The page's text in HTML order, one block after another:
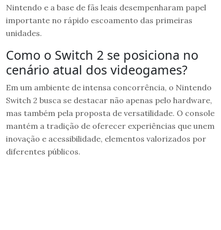
Nintendo e a base de fãs leais desempenharam papel
importante no rápido escoamento das primeiras
unidades.
Como o Switch 2 se posiciona no
cenário atual dos videogames?
Em um ambiente de intensa concorrência, o Nintendo
Switch 2 busca se destacar não apenas pelo hardware,
mas também pela proposta de versatilidade. O console
mantém a tradição de oferecer experiências que unem
inovação e acessibilidade, elementos valorizados por
diferentes públicos.